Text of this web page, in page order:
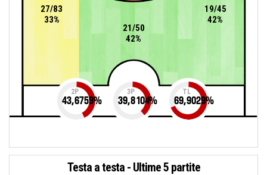
19/45
42%
27/83
33%
21/50
42%
2P
43,6759%
3P
39,8104%
TL
69,9029%
Testa a testa - Ultime 5 partite